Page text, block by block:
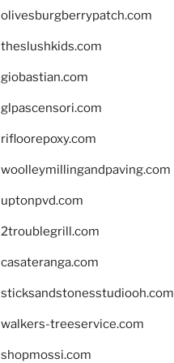
olivesburgberrypatch.com
theslushkids.com
giobastian.com
glpascensori.com
rifloorepoxy.com
woolleymillingandpaving.com
uptonpvd.com
2troublegrill.com
casateranga.com
sticksandstonesstudiooh.com
walkers-treeservice.com
shopmossi.com